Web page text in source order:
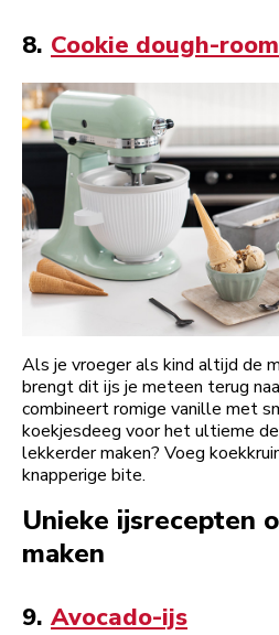
8. Cookie dough-
Als je vroeger als kind altijd de
brengt dit ijs je meteen terug
combineert romige vanille met
koekjesdeeg voor het ultieme
lekkerder maken? Voeg
knapperige bite.
Unieke ijsrecepten
maken
9. Avocado-ijs